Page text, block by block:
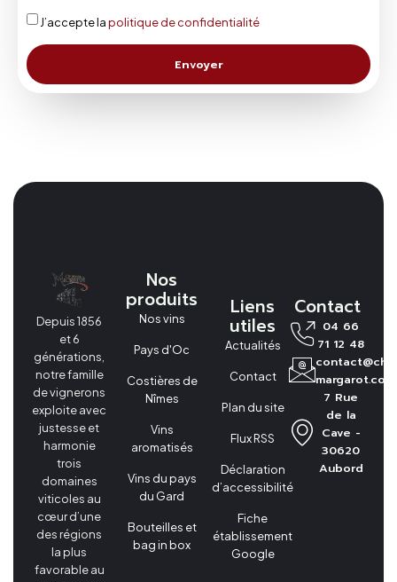
J’accepte lapolitique de confidentialité
Envoyer
Depuis 1856
et 6
générations,
notre famille
de vignerons
exploite avec
justesse et
harmonie
trois
domaines
viticoles au
cœur d’une
des régions
la plus
favorable au
Nos
produits
Nos vins
Pays d'Oc
Costières de
Nîmes
Vins
aromatisés
Vins du pays
du Gard
Bouteilles et
bag in box
Liens
utiles
Actualités
Contact
Plan du site
Flux RSS
Déclaration
d’accessibilité
Fiche
établissement
Google
Contact
04 66
71 12 48
margarot.com
7 Rue
de la
Cave -
30620
Aubord